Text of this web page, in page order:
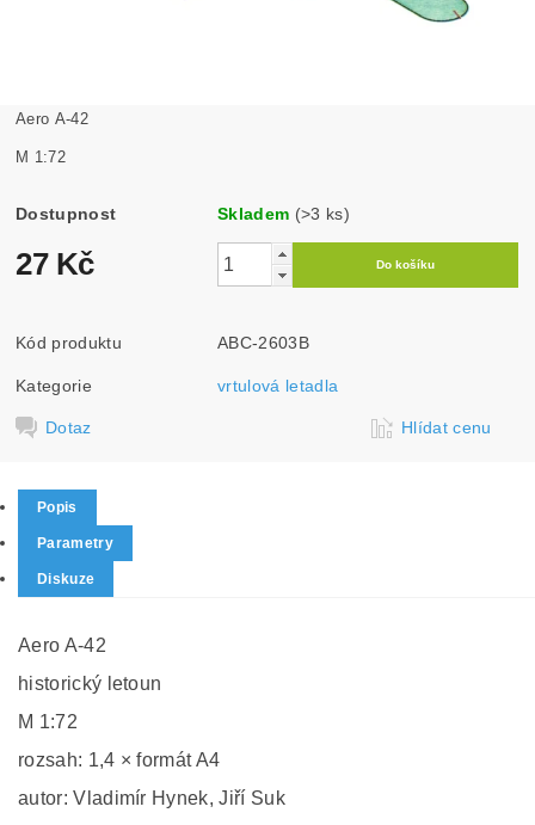
Aero A-42
M 1:72
Dostupnost Skladem (>3 ks)
27 Kč
Kód produktu ABC-2603B
Kategorie vrtulová letadla
Dotaz Hlídat cenu
Popis
Parametry
Diskuze
Aero A-42
historický letoun
M 1:72
rozsah: 1,4 × formát A4
autor: Vladimír Hynek, Jiří Suk